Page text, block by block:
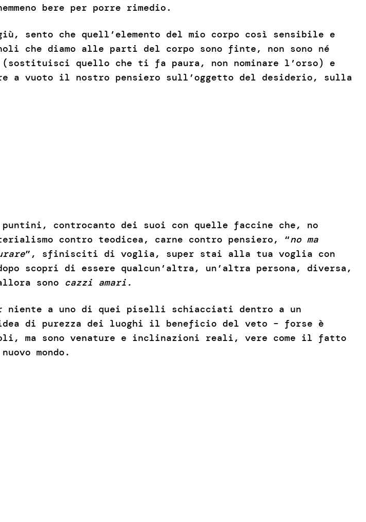
bere per porre rimedio.
sento che quell’elemento del mio corpo così sensibile e
che diamo alle parti del corpo sono finte, non sono né
quello che ti fa paura, non nominare l’orso) e
a vuoto il nostro pensiero sull’oggetto del desiderio, sulla
controcanto dei suoi con quelle faccine che, no
contro teodicea, carne contro pensiero, “no ma
”, sfinisciti di voglia, super stai alla tua voglia con
scopri di essere qualcun’altra, un’altra persona, diversa,
sono cazzi amari.
niente a uno di quei piselli schiacciati dentro a un
di purezza dei luoghi il beneficio del veto – forse è
ma sono venature e inclinazioni reali, vere come il fatto
mondo.